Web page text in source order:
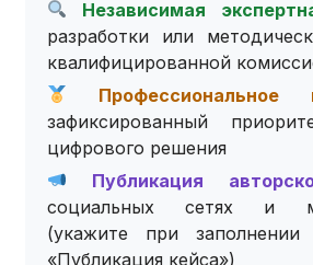
Независимая
разработки или
квалифицированной
Профессиональное
зафиксированный
цифрового решения
Публикация
социальных сетях и
(укажите при заполнении
«Публикация кейса»)